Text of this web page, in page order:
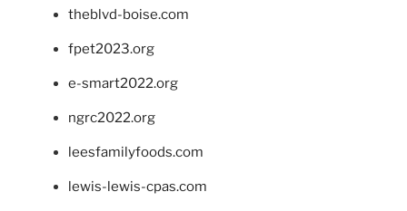
theblvd-boise.com
fpet2023.org
e-smart2022.org
ngrc2022.org
leesfamilyfoods.com
lewis-lewis-cpas.com